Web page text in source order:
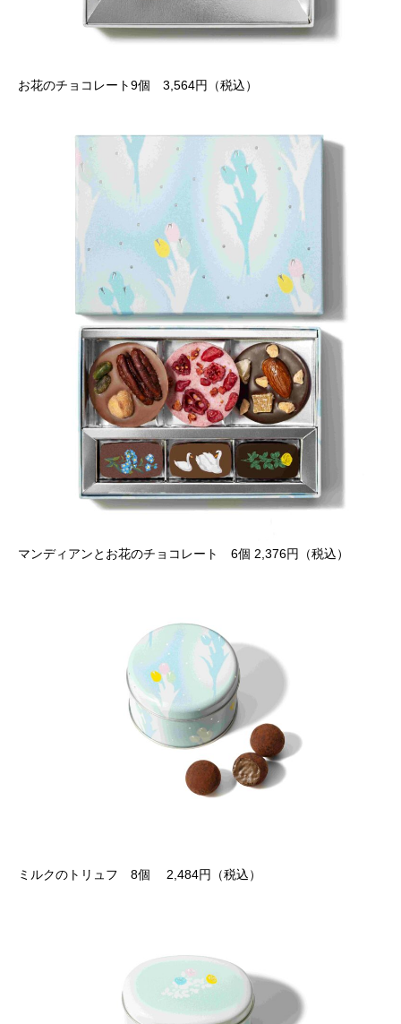
お花のチョコレート9個 3,564円（税込）
マンディアンとお花のチョコレート 6個 2,376円（税込）
ミルクのトリュフ 8個 2,484円（税込）